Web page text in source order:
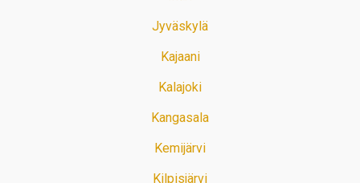
Jyväskylä
Kajaani
Kalajoki
Kangasala
Kemijärvi
Kilpisjärvi